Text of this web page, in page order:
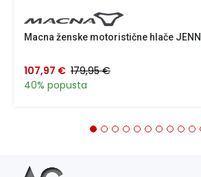
Macna ženske motoristične hlače
107,97 € 179,95 €
40% popusta